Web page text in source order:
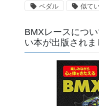
ペダル 似て
BMXレースにつ
い本が出版されま